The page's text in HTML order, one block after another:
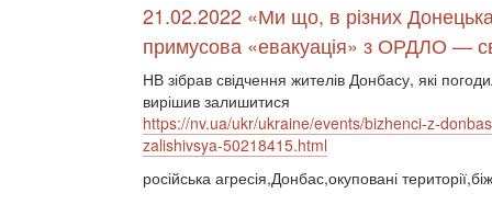
21.02.2022 «Ми що, в різних
примусова «евакуація» з ОРДЛО —
НВ зібрав свідчення жителів Донбасу, які
вирішив залишитися
https://nv.ua/ukr/ukraine/events/bizhenci-z-
zalishivsya-50218415.html
російська агресія,Донбас,окуповані